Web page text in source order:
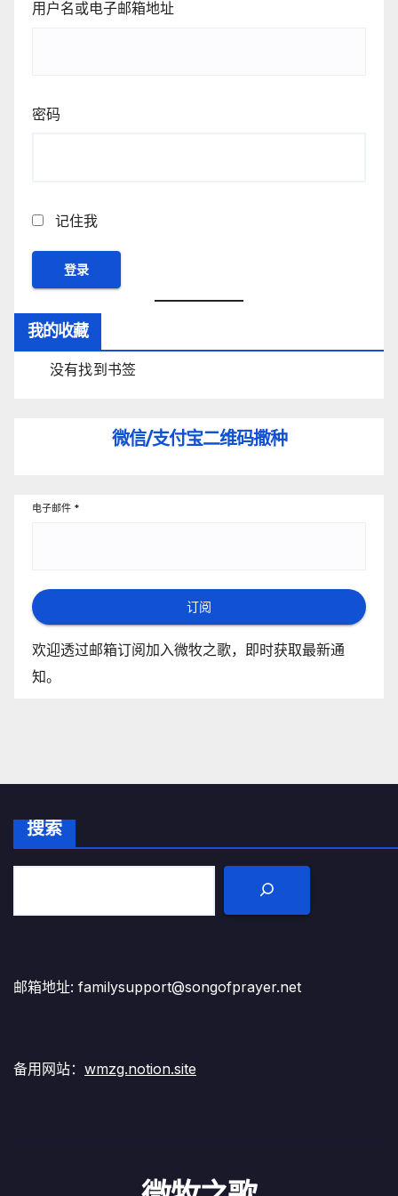
用户名或电子邮箱地址
密码
记住我
我的收藏
没有找到书签
微信/支付宝二维码撒种
电子邮件 *
订阅
欢迎透过邮箱订阅加入微牧之歌，即时获取最新通
知。
搜索
邮箱地址: familysupport@songofprayer.net
备用网站： wmzg.notion.site